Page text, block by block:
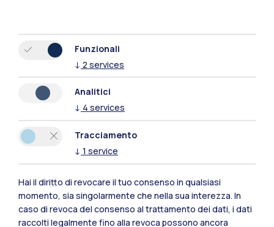
IT EN
Funzionali
↓ 2 services
Analitici
↓ 4 services
Tracciamento
↓ 1 service
Hai il diritto di revocare il tuo consenso in qualsiasi
momento, sia singolarmente che nella sua interezza. In
caso di revoca del consenso al trattamento dei dati, i dati
raccolti legalmente fino alla revoca possono ancora